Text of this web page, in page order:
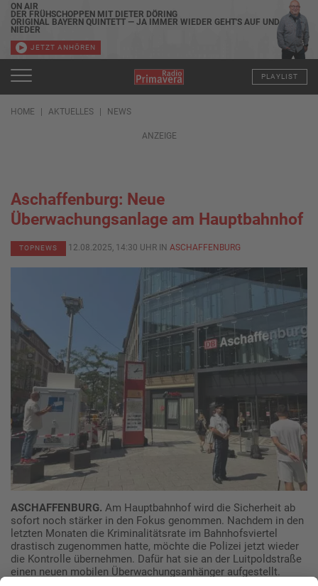
ON AIR
DER FRÜHSCHOPPEN MIT DIETER DÖRING
ORIGINAL BAYERN QUINTETT — JA IMMER WIEDER GEHT'S AUF UND
NIEDER
JETZT ANHÖREN
PLAYLIST
HOME AKTUELLES NEWS
ANZEIGE
Aschaffenburg: Neue
Überwachungsanlage am Hauptbahnhof
TOPNEWS 12.08.2025, 14:30 UHR IN ASCHAFFENBURG
ASCHAFFENBURG. Am Hauptbahnhof wird die Sicherheit ab
sofort noch stärker in den Fokus genommen. Nachdem in den
letzten Monaten die Kriminalitätsrate im Bahnhofsviertel
drastisch zugenommen hatte, möchte die Polizei jetzt wieder
die Kontrolle übernehmen. Dafür hat sie an der Luitpoldstraße
einen neuen mobilen Überwachungsanhänger aufgestellt.